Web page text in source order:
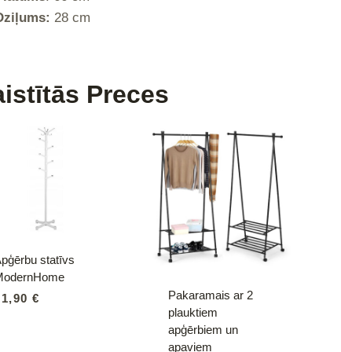
28 cm
Preces
statīvs
€
Pakaramais ar 2
plauktiem
apģērbiem un
apaviem